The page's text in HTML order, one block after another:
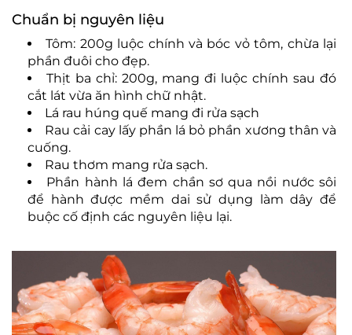
Chuẩn bị nguyên liệu
Tôm: 200g luộc chính và bóc vỏ tôm, chừa lại
phần đuôi cho đẹp.
Thịt ba chỉ: 200g, mang đi luộc chính sau đó
cắt lát vừa ăn hình chữ nhật.
Lá rau húng quế mang đi rửa sạch
Rau cải cay lấy phần lá bỏ phần xương thân và
cuống.
Rau thơm mang rửa sạch.
Phần hành lá đem chần sơ qua nồi nước sôi
để hành được mềm dai sử dụng làm dây để
buộc cố định các nguyên liệu lại.